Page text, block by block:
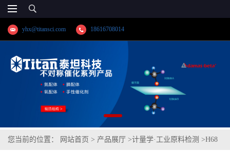
yhx@titansci.com 18616708014
您当前的位置： 网站首页 > 产品展厅 >计量学·工业原料检测 >H68